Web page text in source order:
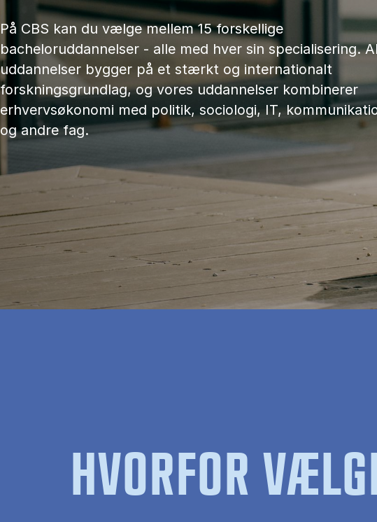
På CBS kan du vælge mellem 15 forskellige
bacheloruddannelser - alle med hver sin specialisering.
uddannelser bygger på et stærkt og internationalt
forskningsgrundlag, og vores uddannelser kombinerer
erhvervsøkonomi med politik, sociologi, IT,
og andre fag.
HVORFOR